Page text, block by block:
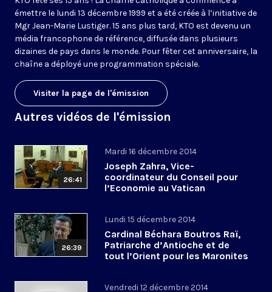
émettre le lundi 13 décembre 1999 et a été créée à l’initiative de
Mgr Jean-Marie Lustiger. 15 ans plus tard, KTO est devenu un
média francophone de référence, diffusée dans plusieurs
dizaines de pays dans le monde. Pour fêter cet anniversaire, la
chaîne a déployé une programmation spéciale.
Visiter la page de l'émission
Autres vidéos de l'émission
26:41
Mardi 16 décembre 2014
Joseph Zahra, Vice-
coordinateur du Conseil pour
l’Economie au Vatican
26:39
Lundi 15 décembre 2014
Cardinal Béchara Boutros Raï,
Patriarche d’Antioche et de
tout l’Orient pour les Maronites
Vendredi 12 décembre 2014